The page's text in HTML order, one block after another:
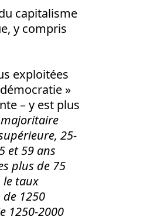
capitalisme
y compris
exploitées
»
– y est plus
majoritaire
25-
et 59 ans
plus de 75
le taux
de 1250
1250-2000